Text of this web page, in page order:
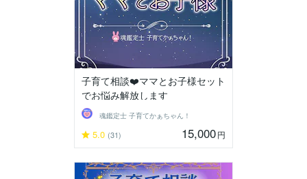
子育て相談❤️ママとお子様セット
でお悩み解放します
魂鑑定士 子育てかぁちゃん！
5.0 (31) 15,000円